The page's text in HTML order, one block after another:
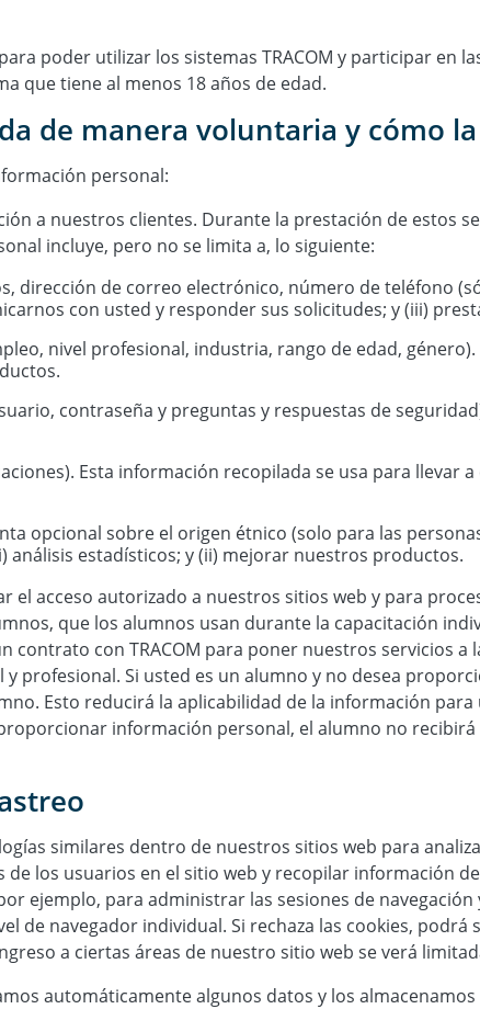
poder utilizar los sistemas TRACOM y participar en
que tiene al menos 18 años de edad.
de manera voluntaria y cómo
personal:
a nuestros clientes. Durante la prestación de estos
incluye, pero no se limita a, lo siguiente:
dirección de correo electrónico, número de teléfono
con usted y responder sus solicitudes; y (iii)
nivel profesional, industria, rango de edad,
contraseña y preguntas y respuestas de
Esta información recopilada se usa para llevar
opcional sobre el origen étnico (solo para las
análisis estadísticos; y (ii) mejorar nuestros productos.
el acceso autorizado a nuestros sitios web y para
que los alumnos usan durante la capacitación
contrato con TRACOM para poner nuestros servicios a
profesional. Si usted es un alumno y no desea
Esto reducirá la aplicabilidad de la información para
información personal, el alumno no recibirá
similares dentro de nuestros sitios web para
los usuarios en el sitio web y recopilar información
ejemplo, para administrar las sesiones de
de navegador individual. Si rechaza las cookies,
a ciertas áreas de nuestro sitio web se verá
automáticamente algunos datos y los